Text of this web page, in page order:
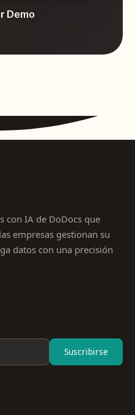
Demo
con IA de DoDocs que
empresas gestionan su
datos con una precisión
Suscribirse